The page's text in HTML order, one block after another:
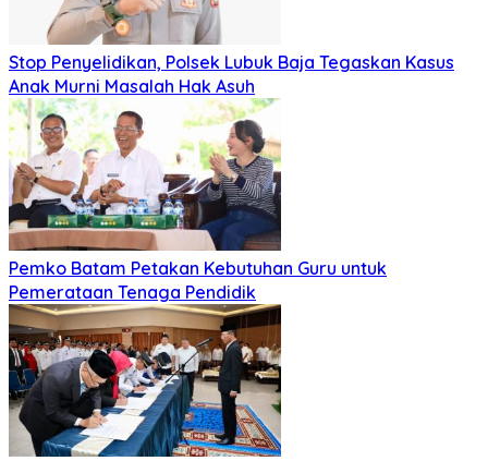
Stop Penyelidikan, Polsek Lubuk Baja Tegaskan Kasus
Anak Murni Masalah Hak Asuh
Pemko Batam Petakan Kebutuhan Guru untuk
Pemerataan Tenaga Pendidik